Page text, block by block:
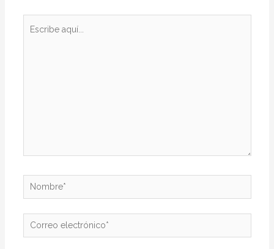
Nombre*
Correo
electrónico*